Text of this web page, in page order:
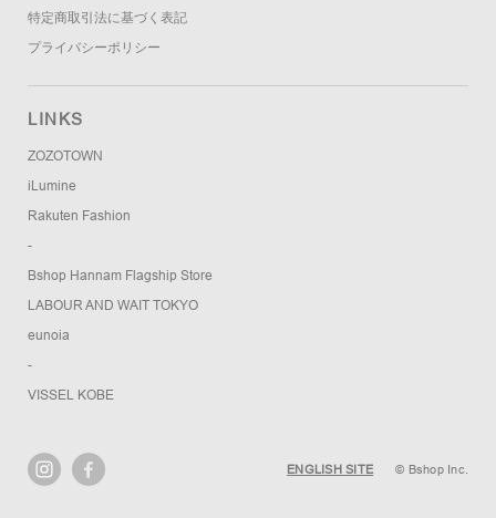
特定商取引法に基づく表記
プライバシーポリシー
LINKS
ZOZOTOWN
iLumine
Rakuten Fashion
-
Bshop Hannam Flagship Store
LABOUR AND WAIT TOKYO
eunoia
-
VISSEL KOBE
ENGLISH SITE © Bshop Inc.